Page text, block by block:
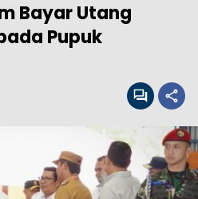
Bayar Utang
Pupuk